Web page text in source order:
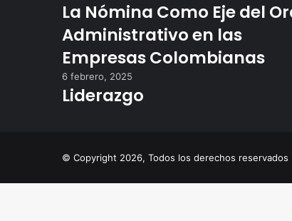
La Nómina Como Eje del
Administrativo en las
Empresas Colombianas
6 febrero, 2025
Liderazgo
© Copyright 2026, Todos los derechos